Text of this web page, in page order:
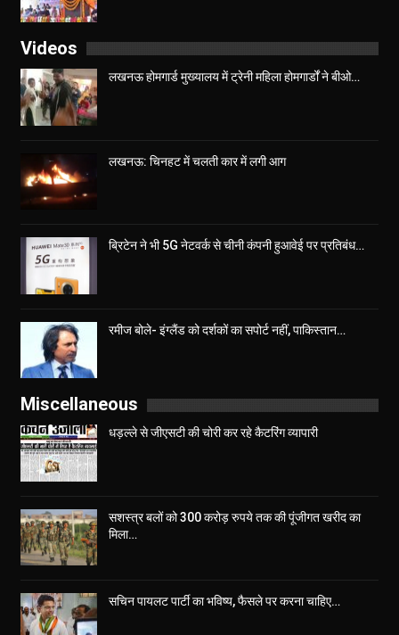
Videos
लखनऊ होमगार्ड मुख्यालय में ट्रेनी महिला होमगार्डों ने बीओ…
लखनऊ: चिनहट में चलती कार में लगी आग
ब्रिटेन ने भी 5G नेटवर्क से चीनी कंपनी हुआवेई पर प्रतिबंध…
रमीज बोले- इंग्लैंड को दर्शकों का सपोर्ट नहीं, पाकिस्तान…
Miscellaneous
धड़ल्ले से जीएसटी की चोरी कर रहे कैटरिंग व्यापारी
सशस्त्र बलों को 300 करोड़ रुपये तक की पूंजीगत खरीद का
मिला…
सचिन पायलट पार्टी का भविष्य, फैसले पर करना चाहिए…